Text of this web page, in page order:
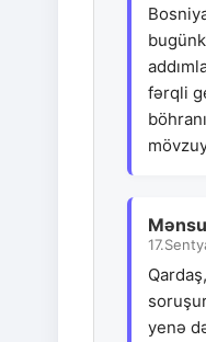
fərqli
yenə